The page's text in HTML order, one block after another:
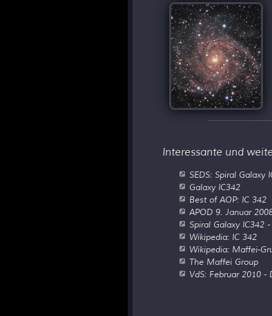
Interessante und
SEDS: Spiral Galaxy
Galaxy IC342
Best of AOP: IC 342
APOD 9. Januar
Spiral Galaxy IC342
Wikipedia: IC 342
Wikipedia: Maffei-
The Maffei Group
VdS: Februar 2010 -